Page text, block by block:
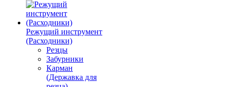
Режущий инструмент
(Расходники)
Резцы
Забурники
Карман
(Державка для